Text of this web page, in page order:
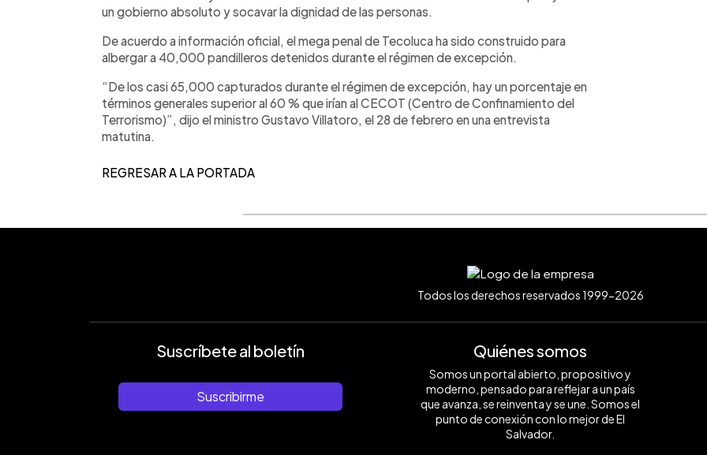
un gobierno absoluto y socavar la dignidad de las personas.
De acuerdo a información oficial, el mega penal de Tecoluca ha sido construido para
albergar a 40,000 pandilleros detenidos durante el régimen de excepción.
“De los casi 65,000 capturados durante el régimen de excepción, hay un porcentaje en
términos generales superior al 60 % que irían al CECOT (Centro de Confinamiento del
Terrorismo)”, dijo el ministro Gustavo Villatoro, el 28 de febrero en una entrevista
matutina.
REGRESAR A LA PORTADA
Todos los derechos reservados 1999-2026
Suscríbete al boletín
Suscribirme
Quiénes somos
Somos un portal abierto, propositivo y
moderno, pensado para reflejar a un país
que avanza, se reinventa y se une. Somos el
punto de conexión con lo mejor de El
Salvador.